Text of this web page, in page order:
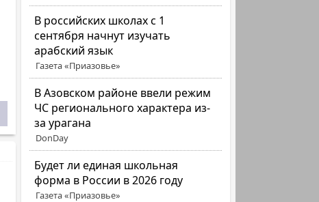
В российских школах с 1
сентября начнут изучать
арабский язык
Газета «Приазовье»
В Азовском районе ввели режим
ЧС регионального характера из-
за урагана
DonDay
Будет ли единая школьная
форма в России в 2026 году
Газета «Приазовье»